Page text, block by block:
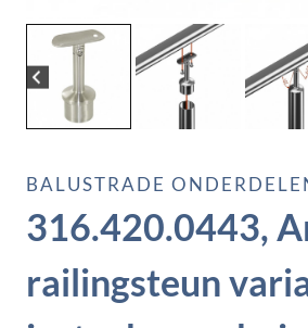
BALUSTRADE
316.420.0443,
railingsteun